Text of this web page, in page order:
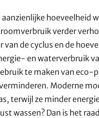
hoeveelheid
verder
de cyclus en de
en waterverbruik
te maken van eco-
Moderne
terwijl ze minder
wassen? Dan is het